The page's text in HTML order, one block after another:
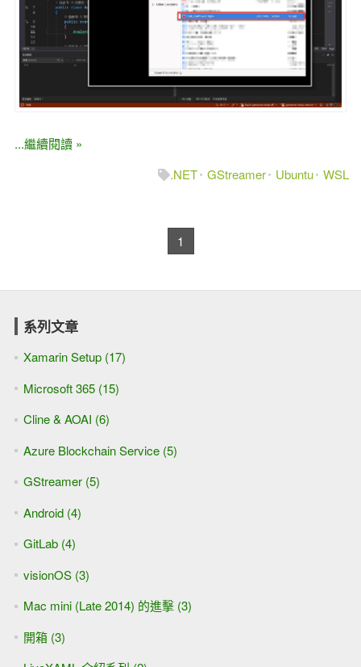
...繼續閱讀 »
.NET GStreamer Ubuntu WSL
1
系列文章
Xamarin Setup (17)
Microsoft 365 (15)
Cline & AOAI (6)
Azure Blockchain Service (5)
GStreamer (5)
Android (4)
GitLab (4)
visionOS (3)
Mac mini (Late 2014) 的進擊 (3)
開箱 (3)